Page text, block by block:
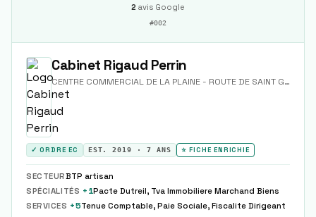
2 avis Google
#002
Cabinet Rigaud Perrin
CENTRE COMMERCIAL DE LA PLAINE - ROUTE DE SAINT GEORGES D ORQUES
✓ ORDRE EC EST.2019 ·7 ANS ⭐ FICHE ENRICHIE
SECTEURBTP artisan
SPÉCIALITÉS + 1Pacte Dutreil, Tva Immobiliere Marchand Biens
SERVICES +5Tenue Comptable, Paie Sociale, Fiscalite Dirigeant